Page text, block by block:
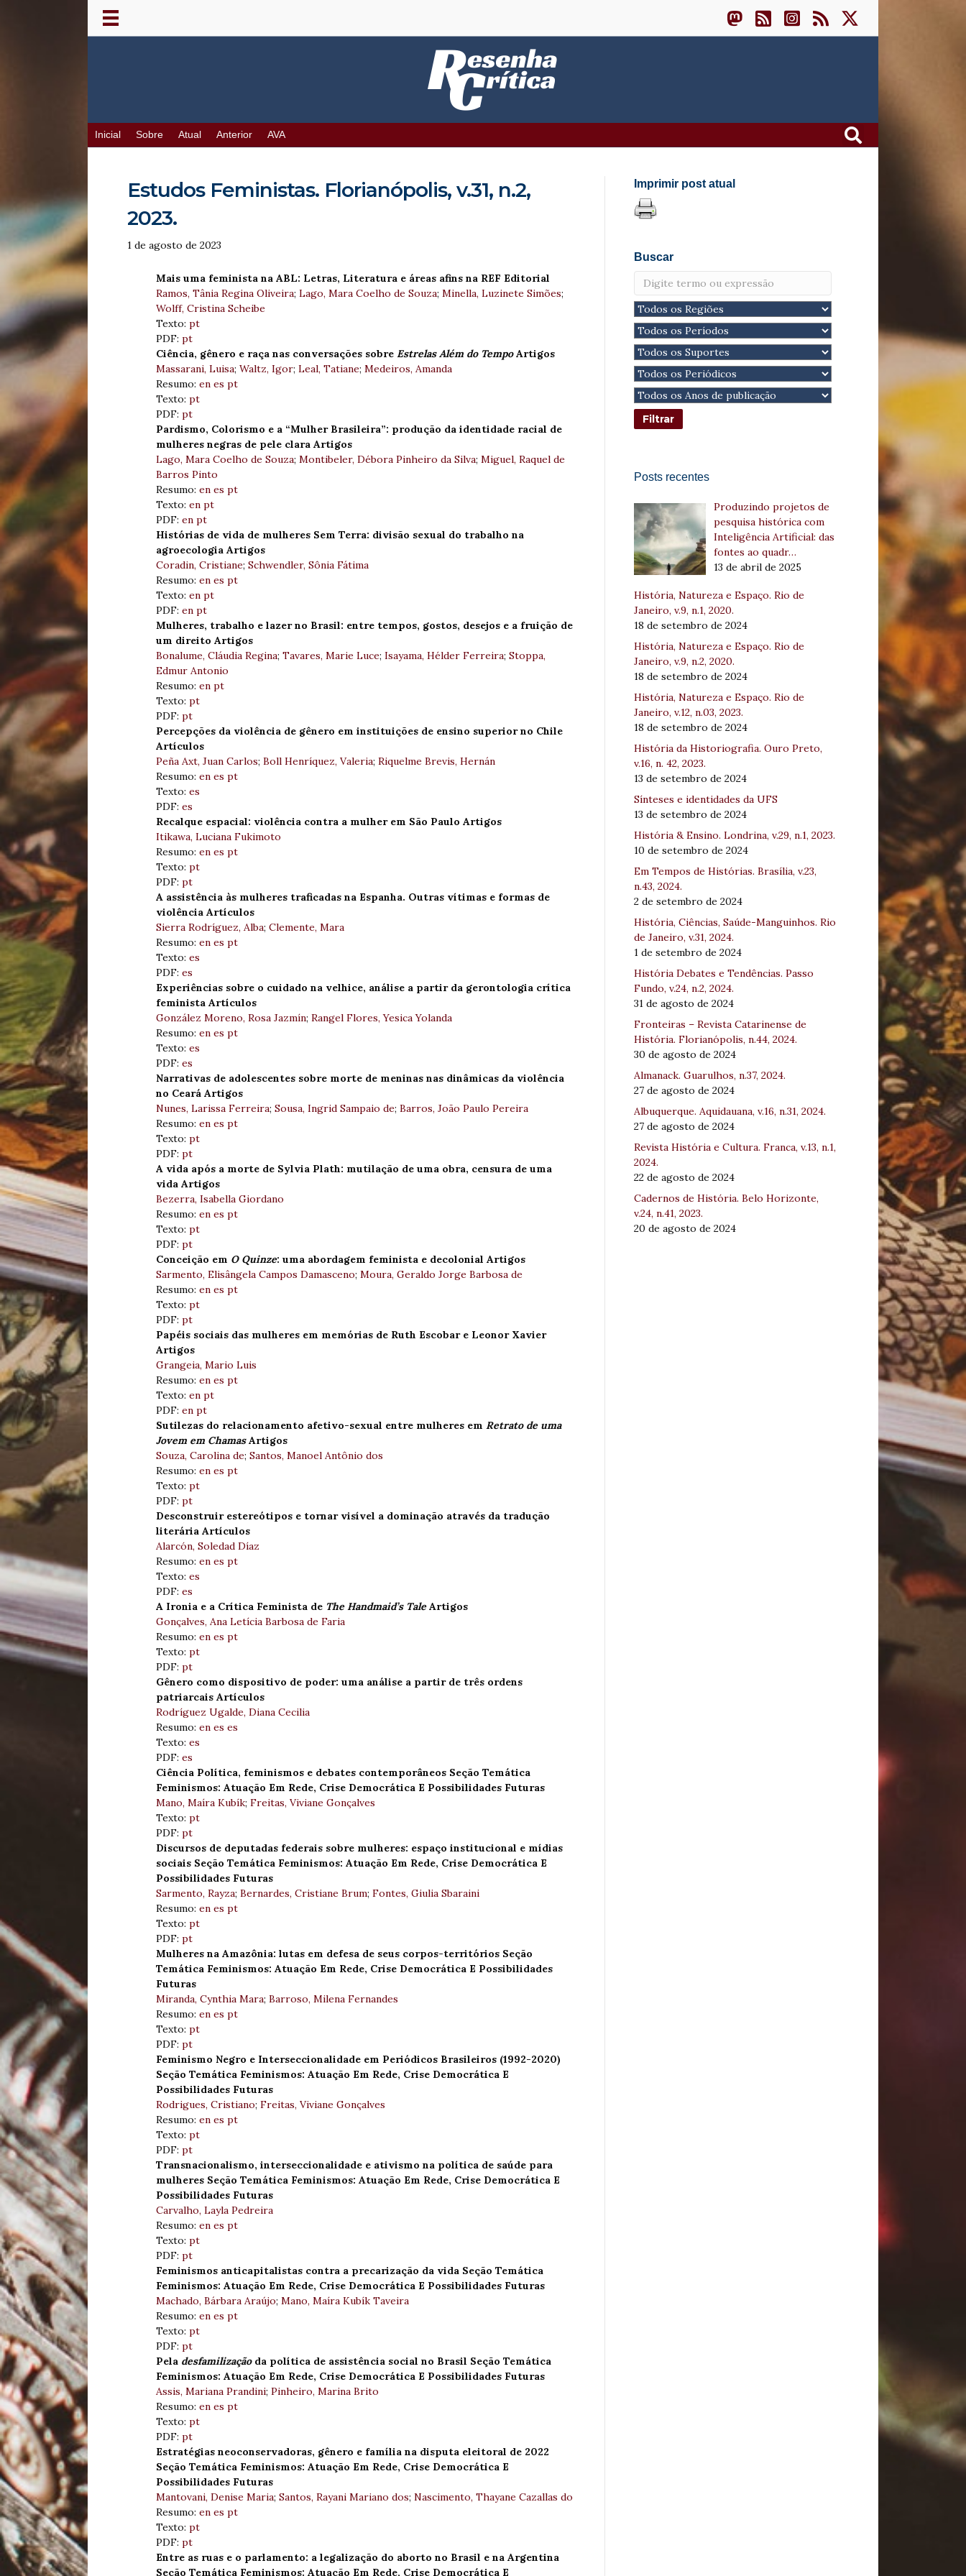
Inicial Sobre Atual Anterior AVA
Estudos Feministas. Florianópolis, v.31, n.2,
2023.
1 de agosto de 2023
Mais uma feminista na ABL: Letras, Literatura e áreas afins na REF Editorial
Ramos, Tânia Regina Oliveira; Lago, Mara Coelho de Souza; Minella, Luzinete Simões;
Wolff, Cristina Scheibe
Texto: pt
PDF: pt
Ciência, gênero e raça nas conversações sobre Estrelas Além do TempoArtigos
Massarani, Luisa; Waltz, Igor; Leal, Tatiane; Medeiros, Amanda
Resumo: en es pt
Texto: pt
PDF: pt
Pardismo, Colorismo e a “Mulher Brasileira”: produção da identidade racial de
mulheres negras de pele clara Artigos
Lago, Mara Coelho de Souza; Montibeler, Débora Pinheiro da Silva; Miguel, Raquel de
Barros Pinto
Resumo: en es pt
Texto: en pt
PDF: en pt
Histórias de vida de mulheres Sem Terra: divisão sexual do trabalho na
agroecologia Artigos
Coradin, Cristiane; Schwendler, Sônia Fátima
Resumo: en es pt
Texto: en pt
PDF: en pt
Mulheres, trabalho e lazer no Brasil: entre tempos, gostos, desejos e a fruição de
um direito Artigos
Bonalume, Cláudia Regina; Tavares, Marie Luce; Isayama, Hélder Ferreira; Stoppa,
Edmur Antonio
Resumo: en pt
Texto: pt
PDF: pt
Percepções da violência de gênero em instituições de ensino superior no Chile
Artículos
Peña Axt, Juan Carlos; Boll Henríquez, Valeria; Riquelme Brevis, Hernán
Resumo: en es pt
Texto: es
PDF: es
Recalque espacial: violência contra a mulher em São Paulo Artigos
Itikawa, Luciana Fukimoto
Resumo: en es pt
Texto: pt
PDF: pt
A assistência às mulheres traficadas na Espanha. Outras vítimas e formas de
violência Artículos
Sierra Rodríguez, Alba; Clemente, Mara
Resumo: en es pt
Texto: es
PDF: es
Experiências sobre o cuidado na velhice, análise a partir da gerontologia crítica
feminista Artículos
González Moreno, Rosa Jazmín; Rangel Flores, Yesica Yolanda
Resumo: en es pt
Texto: es
PDF: es
Narrativas de adolescentes sobre morte de meninas nas dinâmicas da violência
no Ceará Artigos
Nunes, Larissa Ferreira; Sousa, Ingrid Sampaio de; Barros, João Paulo Pereira
Resumo: en es pt
Texto: pt
PDF: pt
A vida após a morte de Sylvia Plath: mutilação de uma obra, censura de uma
vida Artigos
Bezerra, Isabella Giordano
Resumo: en es pt
Texto: pt
PDF: pt
Conceição em O Quinze: uma abordagem feminista e decolonial Artigos
Sarmento, Elisângela Campos Damasceno; Moura, Geraldo Jorge Barbosa de
Resumo: en es pt
Texto: pt
PDF: pt
Papéis sociais das mulheres em memórias de Ruth Escobar e Leonor Xavier
Artigos
Grangeia, Mario Luis
Resumo: en es pt
Texto: en pt
PDF: en pt
Sutilezas do relacionamento afetivo-sexual entre mulheres em Retrato de uma
Jovem em ChamasArtigos
Souza, Carolina de; Santos, Manoel Antônio dos
Resumo: en es pt
Texto: pt
PDF: pt
Desconstruir estereótipos e tornar visível a dominação através da tradução
literária Artículos
Alarcón, Soledad Díaz
Resumo: en es pt
Texto: es
PDF: es
A Ironia e a Crítica Feminista de The Handmaid’s TaleArtigos
Gonçalves, Ana Letícia Barbosa de Faria
Resumo: en es pt
Texto: pt
PDF: pt
Gênero como dispositivo de poder: uma análise a partir de três ordens
patriarcais Artículos
Rodríguez Ugalde, Diana Cecilia
Resumo: en es es
Texto: es
PDF: es
Ciência Política, feminismos e debates contemporâneos Seção Temática
Feminismos: Atuação Em Rede, Crise Democrática E Possibilidades Futuras
Mano, Maíra Kubík; Freitas, Viviane Gonçalves
Texto: pt
PDF: pt
Discursos de deputadas federais sobre mulheres: espaço institucional e mídias
sociais Seção Temática Feminismos: Atuação Em Rede, Crise Democrática E
Possibilidades Futuras
Sarmento, Rayza; Bernardes, Cristiane Brum; Fontes, Giulia Sbaraini
Resumo: en es pt
Texto: pt
PDF: pt
Mulheres na Amazônia: lutas em defesa de seus corpos-territórios Seção
Temática Feminismos: Atuação Em Rede, Crise Democrática E Possibilidades
Futuras
Miranda, Cynthia Mara; Barroso, Milena Fernandes
Resumo: en es pt
Texto: pt
PDF: pt
Feminismo Negro e Interseccionalidade em Periódicos Brasileiros (1992-2020)
Seção Temática Feminismos: Atuação Em Rede, Crise Democrática E
Possibilidades Futuras
Rodrigues, Cristiano; Freitas, Viviane Gonçalves
Resumo: en es pt
Texto: pt
PDF: pt
Transnacionalismo, interseccionalidade e ativismo na política de saúde para
mulheres Seção Temática Feminismos: Atuação Em Rede, Crise Democrática E
Possibilidades Futuras
Carvalho, Layla Pedreira
Resumo: en es pt
Texto: pt
PDF: pt
Feminismos anticapitalistas contra a precarização da vida Seção Temática
Feminismos: Atuação Em Rede, Crise Democrática E Possibilidades Futuras
Machado, Bárbara Araújo; Mano, Maíra Kubík Taveira
Resumo: en es pt
Texto: pt
PDF: pt
Pela desfamilizaçãoda política de assistência social no Brasil Seção Temática
Feminismos: Atuação Em Rede, Crise Democrática E Possibilidades Futuras
Assis, Mariana Prandini; Pinheiro, Marina Brito
Resumo: en es pt
Texto: pt
PDF: pt
Estratégias neoconservadoras, gênero e família na disputa eleitoral de 2022
Seção Temática Feminismos: Atuação Em Rede, Crise Democrática E
Possibilidades Futuras
Mantovani, Denise Maria; Santos, Rayani Mariano dos; Nascimento, Thayane Cazallas do
Resumo: en es pt
Texto: pt
PDF: pt
Entre as ruas e o parlamento: a legalização do aborto no Brasil e na Argentina
Seção Temática Feminismos: Atuação Em Rede, Crise Democrática E
Imprimir post atual
Buscar
Posts recentes
Produzindo projetos de
pesquisa histórica com
Inteligência Artificial: das
fontes ao quadr…
13 de abril de 2025
História, Natureza e Espaço. Rio de
Janeiro, v.9, n.1, 2020.
18 de setembro de 2024
História, Natureza e Espaço. Rio de
Janeiro, v.9, n.2, 2020.
18 de setembro de 2024
História, Natureza e Espaço. Rio de
Janeiro, v.12, n.03, 2023.
18 de setembro de 2024
História da Historiografia. Ouro Preto,
v.16, n. 42, 2023.
13 de setembro de 2024
Sínteses e identidades da UFS
13 de setembro de 2024
História & Ensino. Londrina, v.29, n.1, 2023.
10 de setembro de 2024
Em Tempos de Histórias. Brasília, v.23,
n.43, 2024.
2 de setembro de 2024
História, Ciências, Saúde-Manguinhos. Rio
de Janeiro, v.31, 2024.
1 de setembro de 2024
História Debates e Tendências. Passo
Fundo, v.24, n.2, 2024.
31 de agosto de 2024
Fronteiras – Revista Catarinense de
História. Florianópolis, n.44, 2024.
30 de agosto de 2024
Almanack. Guarulhos, n.37, 2024.
27 de agosto de 2024
Albuquerque. Aquidauana, v.16, n.31, 2024.
27 de agosto de 2024
Revista História e Cultura. Franca, v.13, n.1,
2024.
22 de agosto de 2024
Cadernos de História. Belo Horizonte,
v.24, n.41, 2023.
20 de agosto de 2024